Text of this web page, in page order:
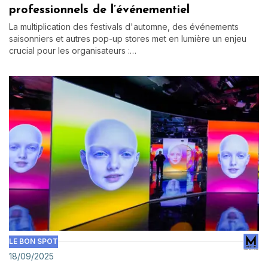
professionnels de l’événementiel
La multiplication des festivals d'automne, des événements
saisonniers et autres pop-up stores met en lumière un enjeu
crucial pour les organisateurs :…
LE BON SPOT
18/09/2025